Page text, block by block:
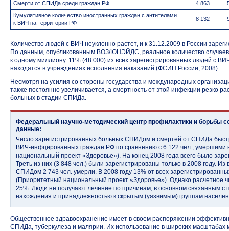
Смерти от СПИДа среди граждан РФ
4 863
Кумулятивное количество иностранных граждан с антителами
к ВИЧ на территории РФ
8 132
Количество людей с ВИЧ неуклонно растет, и к 31.12.2009 в России
По данным, опубликованным ВОЗ/ЮНЭЙДС, реальное количество
к одному миллиону. 11% (48 000) из всех зарегистрированных людей с
находятся в учреждениях исполнения наказаний (ФСИН России, 2008).
Несмотря на усилия со стороны государства и международных
также постоянно увеличивается, а смертность от этой инфекции резко
больных в стадии СПИДа.
Федеральный научно-методический центр профилактики и
данные:
Число зарегистрированных больных СПИДом и смертей от СПИДа
ВИЧ-инфцированных граждан РФ по сравнению с 6 122 чел., умершими
национальный проект «Здоровье»). На конец 2008 года всего было
Треть из них (3 848 чел.) были зарегистрированы только в 2008 году.
СПИДом 2 743 чел. умерли. В 2008 году 13% от всех
(Приоритетный национальный проект «Здоровье»). Однако расчетное
25%. Люди не получают лечение по причинам, в основном связанным с
нахождения и принадлежностью к скрытым (уязвимым) группам
Общественное здравоохранение имеет в своем распоряжении
СПИДа, туберкулеза и малярии. Их использование в широких масштабах